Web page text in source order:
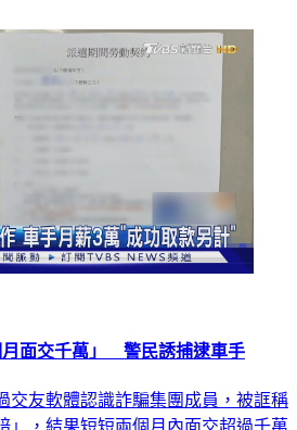
月面交千萬」 警民誘捕逮車手
交友軟體認識詐騙集團成員，被誆稱
」，結果短短兩個月內面交超過千萬